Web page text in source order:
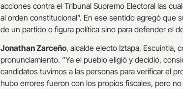
acciones contra el Tribunal Supremo Electoral las
al orden constitucional”. En ese sentido agregó que
de un partido o figura política sino para defender el
Jonathan Zarceño, alcalde electo Iztapa, Escuintla,
pronunciamiento. “Ya el pueblo eligió y decidió,
candidatos tuvimos a las personas para verificar el
hubo errores fueron con los propios fiscales, pero no